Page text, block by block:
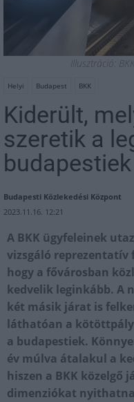
Illusztráció:
Helyi Budapest BKK
Kiderült,
szeretik a
budapestiek
Budapesti Közlekedési Központ
2023.11.16. 12:21
A BKK ügyfeleinek
vizsgáló
hogy a fővárosban
kedvelik leginkább. A
két másik járat is
láthatóan a
a budapestiek.
év múlva átalakul a
hiszen a BKK közelgő
dimenziókat